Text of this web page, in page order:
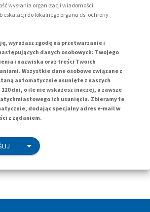
wysłania organizacji wiadomości
eskalacji do lokalnego organu ds. ochrony
wyrażasz zgodę na przetwarzanie i
danych osobowych: Twojego
i nazwiska oraz treści Twoich
Wszystkie dane osobowe związane z
automatycznie usunięte z naszych
dni, o ile nie wskażesz inaczej, a zawsze
ich usunięcia. Zbieramy te
dodając specjalny adres e-mail w
z żądaniem.